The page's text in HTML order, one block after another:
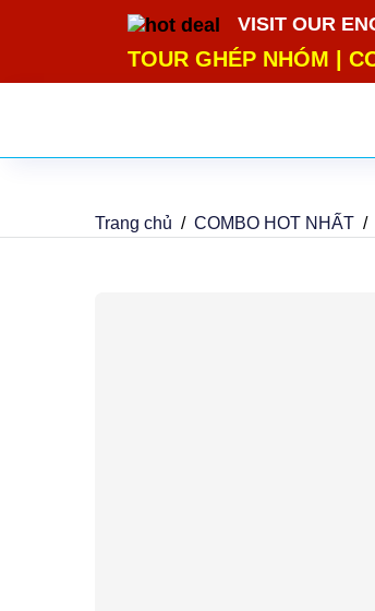
google-site-
VISIT OUR
TOUR GHÉP NHÓM
Trang chủ COMBO HOT NHẤT